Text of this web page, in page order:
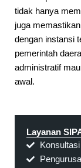
tidak hanya
juga
dengan instansi
pemerintah
administratif
awal.
Layanan